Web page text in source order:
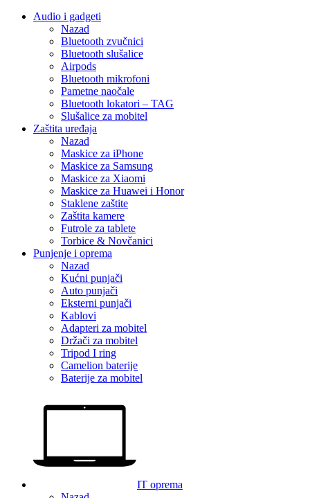
Audio i gadgeti
Nazad
Bluetooth zvučnici
Bluetooth slušalice
Airpods
Bluetooth mikrofoni
Pametne naočale
Bluetooth lokatori – TAG
Slušalice za mobitel
Zaštita uređaja
Nazad
Maskice za iPhone
Maskice za Samsung
Maskice za Xiaomi
Maskice za Huawei i Honor
Staklene zaštite
Zaštita kamere
Futrole za tablete
Torbice & Novčanici
Punjenje i oprema
Nazad
Kućni punjači
Auto punjači
Eksterni punjači
Kablovi
Adapteri za mobitel
Držači za mobitel
Tripod I ring
Camelion baterije
Baterije za mobitel
IT oprema